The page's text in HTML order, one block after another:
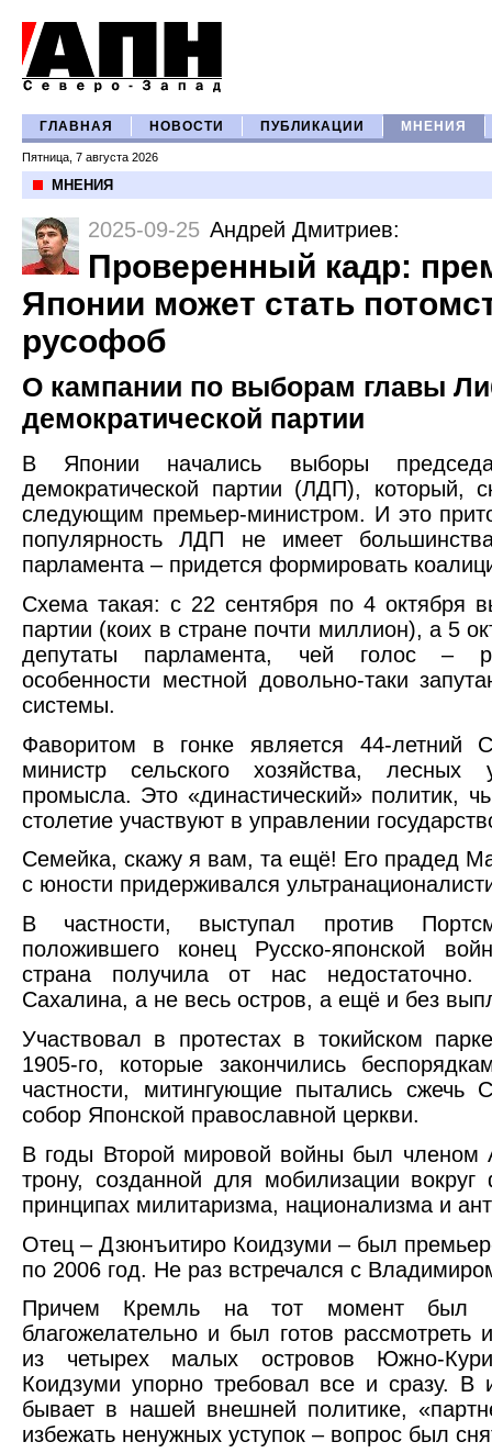
ГЛАВНАЯ НОВОСТИ ПУБЛИКАЦИИ МНЕНИЯ
Пятница, 7 августа 2026
МНЕНИЯ
2025-09-25 Андрей Дмитриев:
Проверенный кадр:
Японии может стать
русофоб
О кампании по выборам главы
демократической партии
В Японии начались выборы
демократической партии (ЛДП), который,
следующим премьер-министром. И это
популярность ЛДП не имеет
парламента – придется формировать
Схема такая: с 22 сентября по 4 октября
партии (коих в стране почти миллион), а 5
депутаты парламента, чей голос –
особенности местной довольно-таки
системы.
Фаворитом в гонке является 44-летний
министр сельского хозяйства, лесных
промысла. Это «династический» политик,
столетие участвуют в управлении
Семейка, скажу я вам, та ещё! Его прадед
с юности придерживался
В частности, выступал против
положившего конец Русско-японской
страна получила от нас
Сахалина, а не весь остров, а ещё и без
Участвовал в протестах в токийском
1905-го, которые закончились
частности, митингующие пытались сжечь
собор Японской православной церкви.
В годы Второй мировой войны был членом
трону, созданной для мобилизации
принципах милитаризма, национализма и
Отец – Дзюнъитиро Коидзуми – был
по 2006 год. Не раз встречался с
Причем Кремль на тот момент был
благожелательно и был готов рассмотреть
из четырех малых островов Южно-
Коидзуми упорно требовал все и сразу. В
бывает в нашей внешней политике,
избежать ненужных уступок – вопрос был